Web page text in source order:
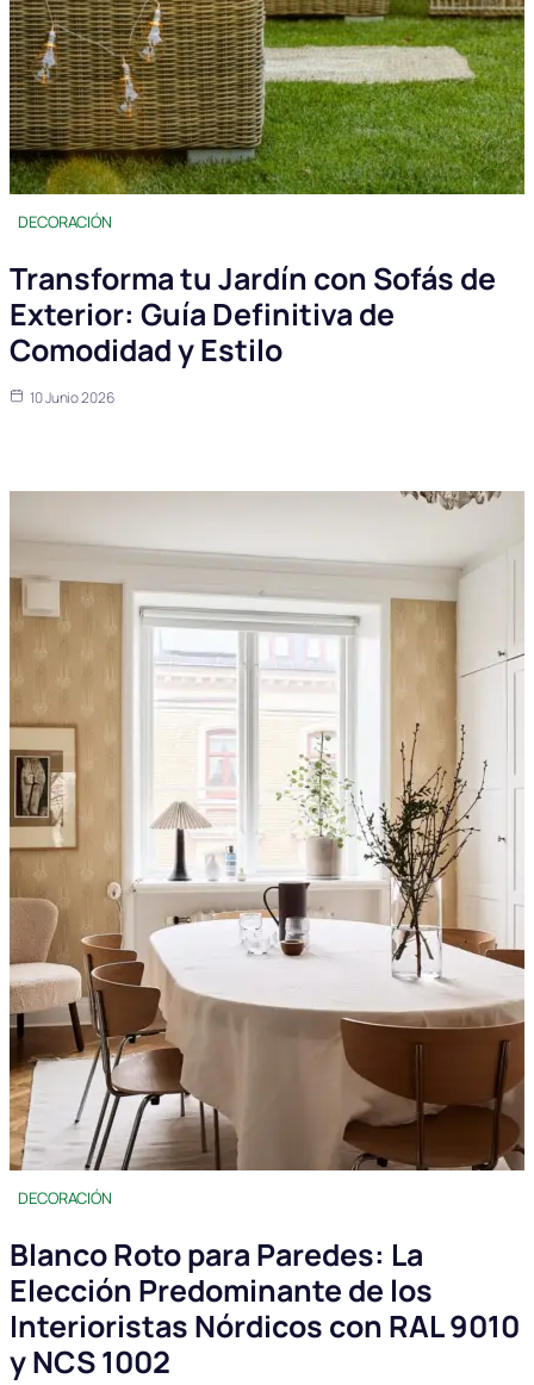
DECORACIÓN
Transforma tu Jardín con Sofás de
Exterior: Guía Definitiva de
Comodidad y Estilo
10 Junio 2026
DECORACIÓN
Blanco Roto para Paredes: La
Elección Predominante de los
Interioristas Nórdicos con RAL 9010
y NCS 1002